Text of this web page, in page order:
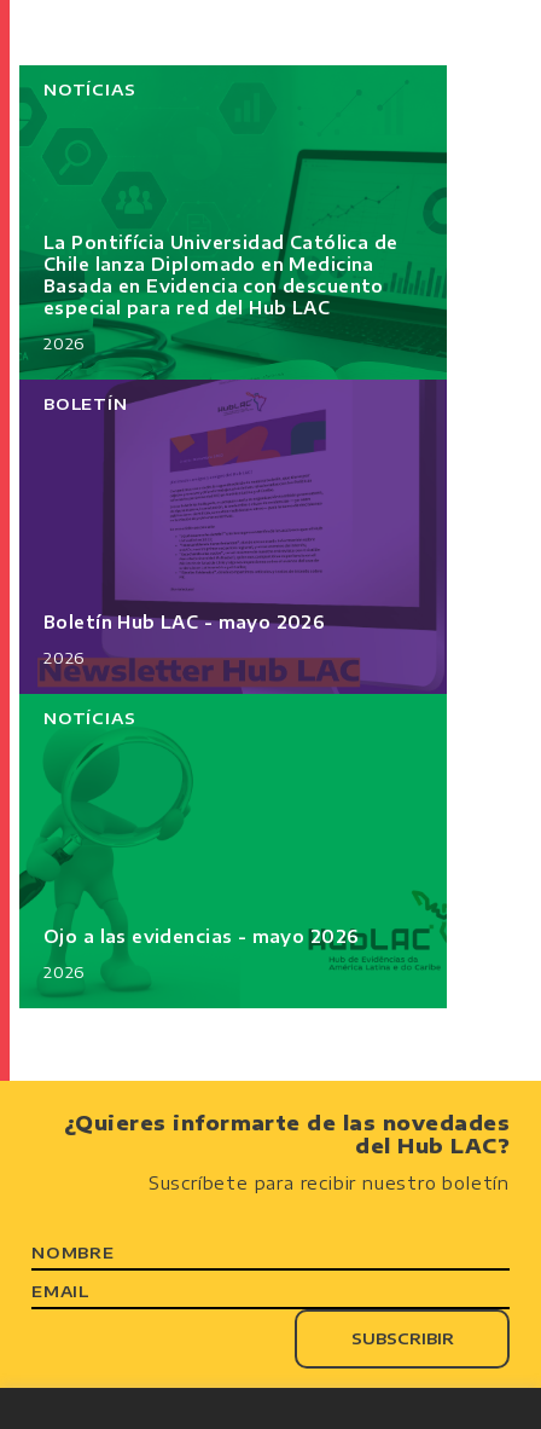
NOTÍCIAS
La Pontifícia Universidad Católica de
Chile lanza Diplomado en Medicina
Basada en Evidencia con descuento
especial para red del Hub LAC
2026
BOLETÍN
Boletín Hub LAC - mayo 2026
2026
NOTÍCIAS
Ojo a las evidencias - mayo 2026
2026
¿Quieres informarte de las novedades
del Hub LAC?
Suscríbete para recibir nuestro boletín
NOMBRE
EMAIL